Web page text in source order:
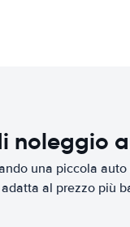
noleggio
una piccola
adatta al prezzo più